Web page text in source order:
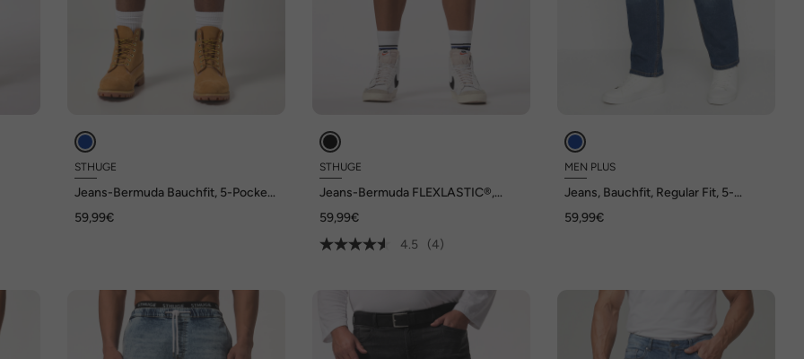
STHUGE
Jeans-Bermuda Bauchfit, 5-Pocket,
59,99€
STHUGE
Jeans-Bermuda FLEXLASTIC®,
59,99€
4.5
(4)
MEN PLUS
Jeans, Bauchfit, Regular Fit, 5-
59,99€